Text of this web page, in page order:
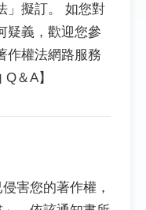
」擬訂。 如您對
疑義，歡迎您參
作權法網路服務
＆A】
害您的著作權，